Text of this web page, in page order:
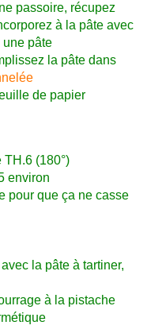
passoire, récupez
à la pâte avec
une pâte
la pâte dans
de papier
(180°)
environ
pour que ça ne casse
la pâte à tartiner,
à la pistache